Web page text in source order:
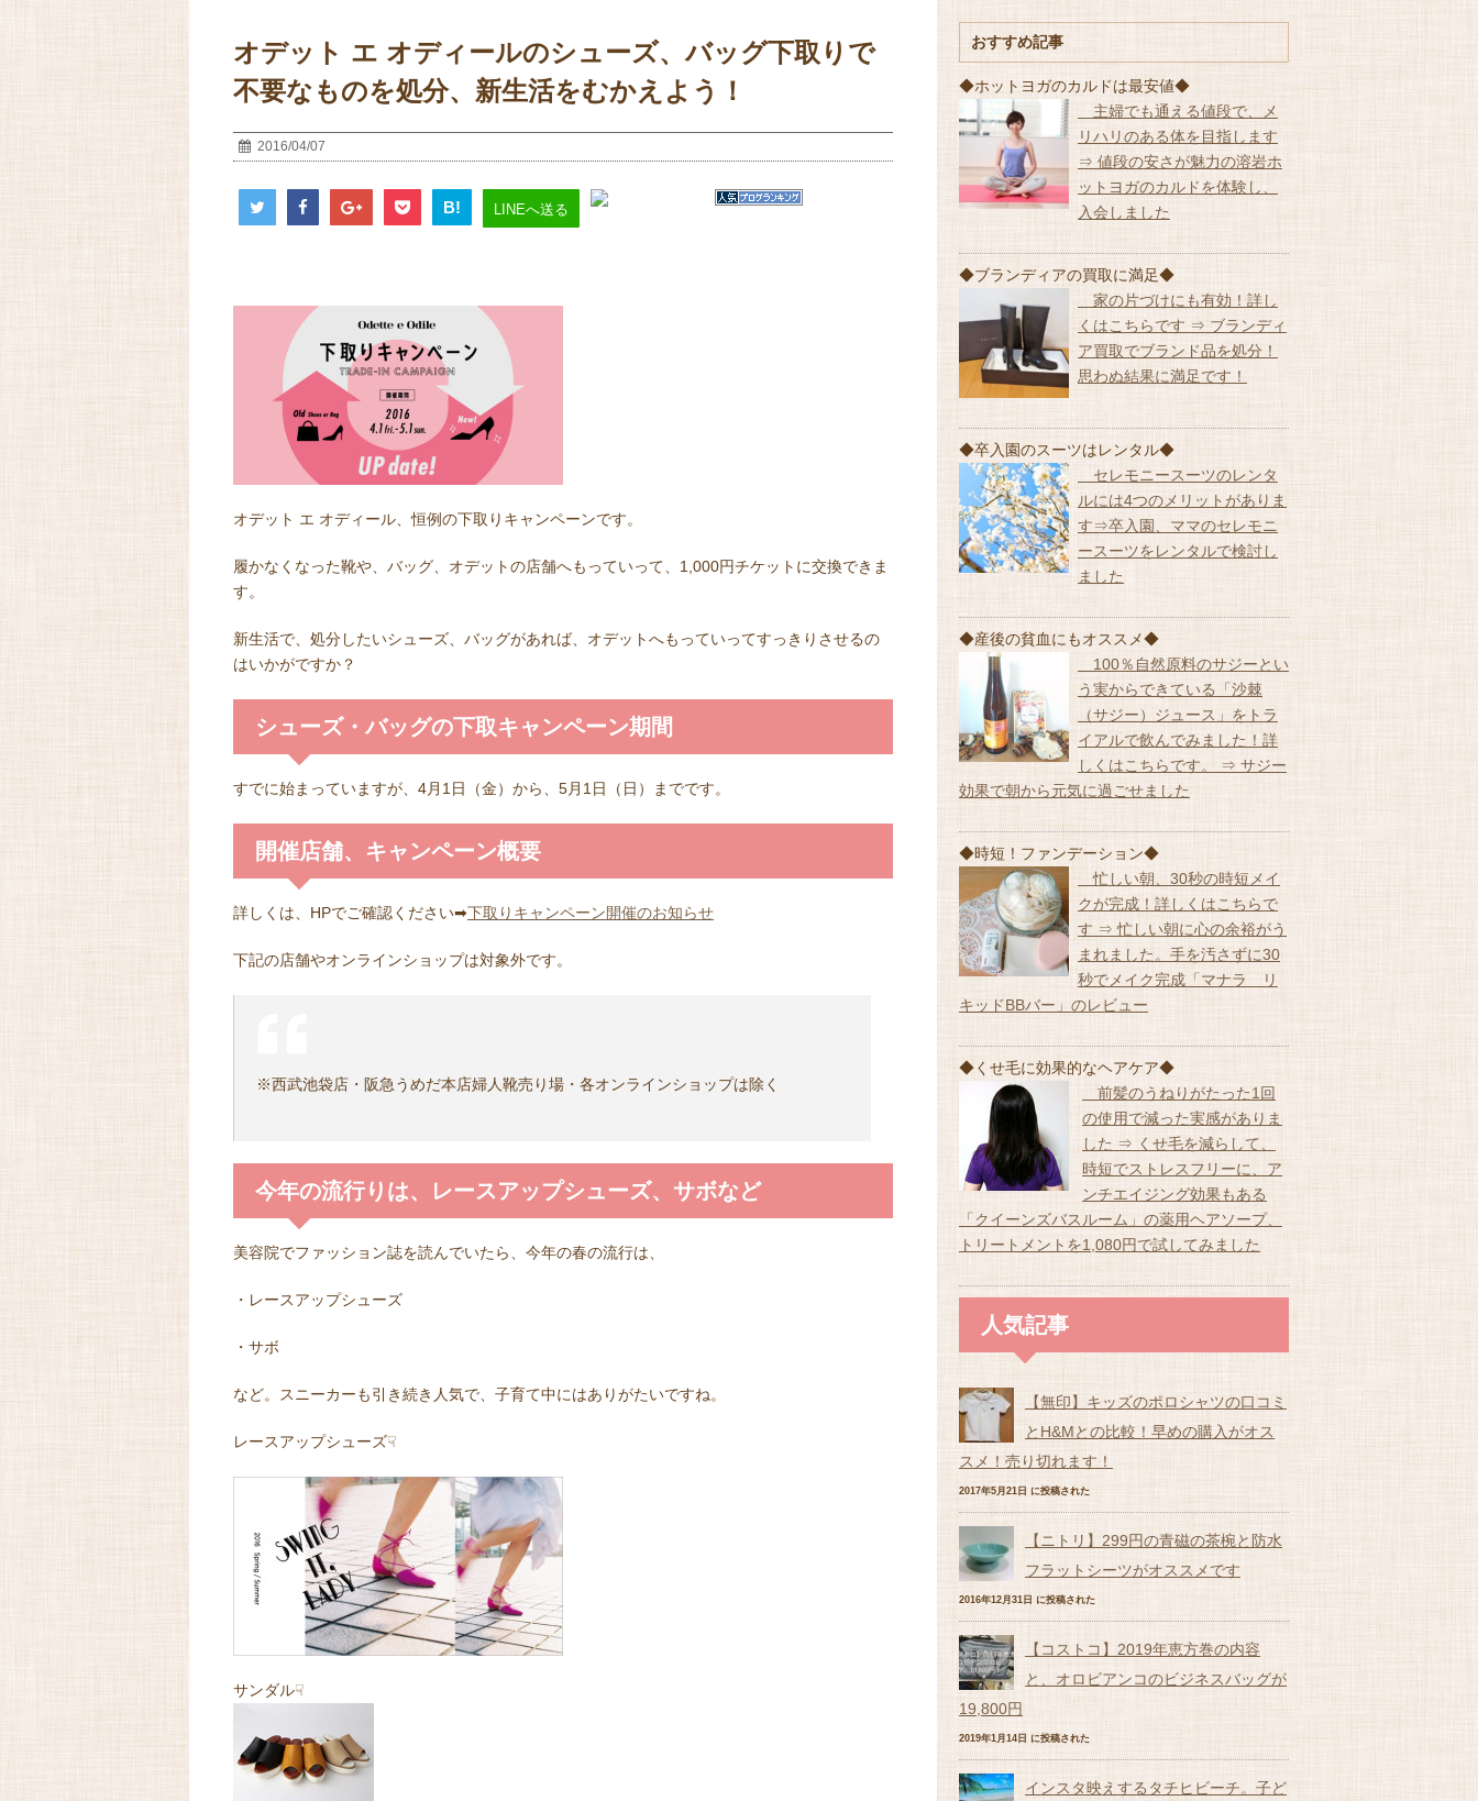
オデット エ オディールのシューズ、バッグ下取りで
不要なものを処分、新生活をむかえよう！
2016/04/07
B! LINEへ送る
オデット エ オディール、恒例の下取りキャンペーンです。
履かなくなった靴や、バッグ、オデットの店舗へもっていって、1,000円チケットに交換できま
す。
新生活で、処分したいシューズ、バッグがあれば、オデットへもっていってすっきりさせるの
はいかがですか？
シューズ・バッグの下取キャンペーン期間
すでに始まっていますが、4月1日（金）から、5月1日（日）までです。
開催店舗、キャンペーン概要
詳しくは、HPでご確認ください➡下取りキャンペーン開催のお知らせ
下記の店舗やオンラインショップは対象外です。
※西武池袋店・阪急うめだ本店婦人靴売り場・各オンラインショップは除く
今年の流行りは、レースアップシューズ、サボなど
美容院でファッション誌を読んでいたら、今年の春の流行は、
・レースアップシューズ
・サボ
など。スニーカーも引き続き人気で、子育て中にはありがたいですね。
レースアップシューズ☟
サンダル☟
おすすめ記事
◆ホットヨガのカルドは最安値◆
主婦でも通える値段で、メ
リハリのある体を目指します
⇒ 値段の安さが魅力の溶岩ホ
ットヨガのカルドを体験し、
入会しました
◆ブランディアの買取に満足◆
家の片づけにも有効！詳し
くはこちらです ⇒ ブランディ
ア買取でブランド品を処分！
思わぬ結果に満足です！
◆卒入園のスーツはレンタル◆
セレモニースーツのレンタ
ルには4つのメリットがありま
す⇒卒入園、ママのセレモニ
ースーツをレンタルで検討し
ました
◆産後の貧血にもオススメ◆
100％自然原料のサジーとい
う実からできている「沙棘
（サジー）ジュース」をトラ
イアルで飲んでみました！詳
しくはこちらです。 ⇒ サジー
効果で朝から元気に過ごせました
◆時短！ファンデーション◆
忙しい朝、30秒の時短メイ
クが完成！詳しくはこちらで
す ⇒ 忙しい朝に心の余裕がう
まれました。手を汚さずに30
秒でメイク完成「マナラ リ
キッドBBバー」のレビュー
◆くせ毛に効果的なヘアケア◆
前髪のうねりがたった1回
の使用で減った実感がありま
した ⇒ くせ毛を減らして、
時短でストレスフリーに、ア
ンチエイジング効果もある
「クイーンズバスルーム」の薬用ヘアソープ、
トリートメントを1,080円で試してみました
人気記事
【無印】キッズのポロシャツの口コミ
とH&Mとの比較！早めの購入がオス
スメ！売り切れます！
2017年5月21日 に投稿された
【ニトリ】299円の青磁の茶椀と防水
フラットシーツがオススメです
2016年12月31日 に投稿された
【コストコ】2019年恵方巻の内容
と、オロビアンコのビジネスバッグが
19,800円
2019年1月14日 に投稿された
インスタ映えするタチヒビーチ。子ど